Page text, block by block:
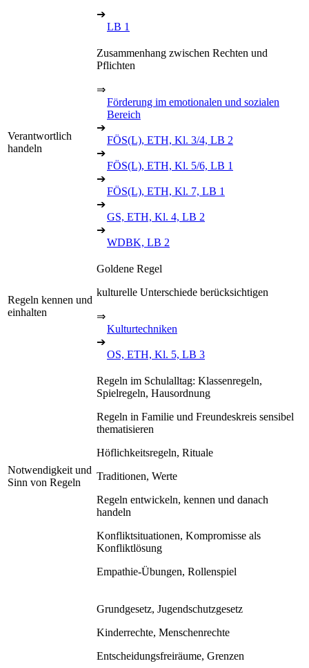
➔
LB 1
Verantwortlich
handeln
Zusammenhang zwischen Rechten und
Pflichten
⇒
Förderung im emotionalen und sozialen
Bereich
➔
FÖS(L), ETH, Kl. 3/4, LB 2
➔
FÖS(L), ETH, Kl. 5/6, LB 1
➔
FÖS(L), ETH, Kl. 7, LB 1
➔
GS, ETH, Kl. 4, LB 2
➔
WDBK, LB 2
Regeln kennen und
einhalten
Goldene Regel
kulturelle Unterschiede berücksichtigen
⇒
Kulturtechniken
➔
OS, ETH, Kl. 5, LB 3
Notwendigkeit und
Sinn von Regeln
Regeln im Schulalltag: Klassenregeln,
Spielregeln, Hausordnung
Regeln in Familie und Freundeskreis sensibel
thematisieren
Höflichkeitsregeln, Rituale
Traditionen, Werte
Regeln entwickeln, kennen und danach
handeln
Konfliktsituationen, Kompromisse als
Konfliktlösung
Empathie-Übungen, Rollenspiel
Grundgesetz, Jugendschutzgesetz
Kinderrechte, Menschenrechte
Entscheidungsfreiräume, Grenzen